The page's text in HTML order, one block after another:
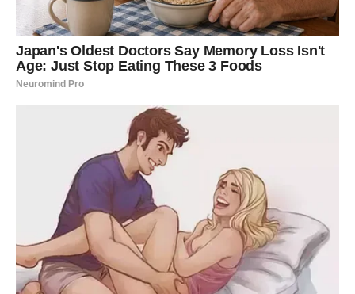
Krompir operite, dobro operite, stavite u šerpu i prokuvajte.
Kada krompir omekša, ocedite vodu i izgnječite krompir.